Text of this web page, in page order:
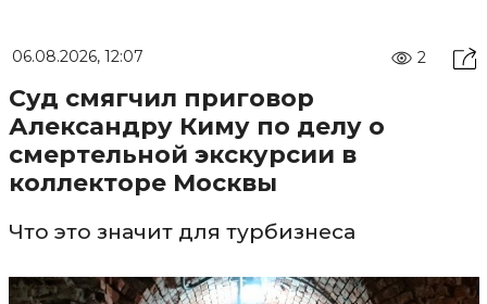
06.08.2026, 12:07 2
Суд смягчил приговор
Александру Киму по делу о
смертельной экскурсии в
коллекторе Москвы
Что это значит для турбизнеса